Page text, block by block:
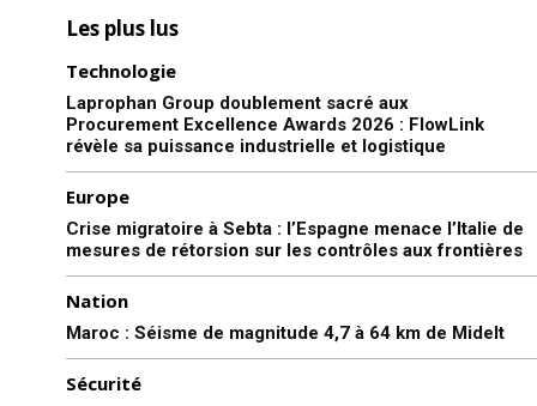
Les plus lus
Technologie
Laprophan Group doublement sacré aux
Procurement Excellence Awards 2026 : FlowLink
révèle sa puissance industrielle et logistique
Europe
Crise migratoire à Sebta : l’Espagne menace l’Italie de
mesures de rétorsion sur les contrôles aux frontières
Nation
Maroc : Séisme de magnitude 4,7 à 64 km de Midelt
Sécurité